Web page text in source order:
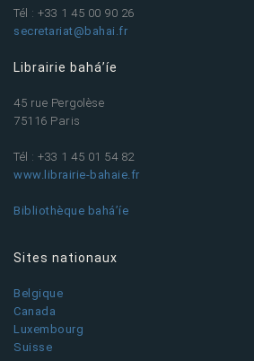
Tél : +33 1 45 00 90 26
secretariat@bahai.fr
Librairie bahá’íe
45 rue Pergolèse
75116 Paris
Tél : +33 1 45 01 54 82
www.librairie-bahaie.fr
Bibliothèque bahá’íe
Sites nationaux
Belgique
Canada
Luxembourg
Suisse